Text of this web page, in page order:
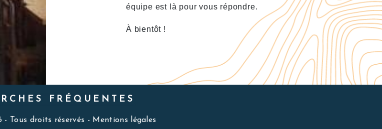
équipe est là pour vous répondre.
À bientôt !
FRÉQUENTES
- Tous droits réservés - Mentions légales